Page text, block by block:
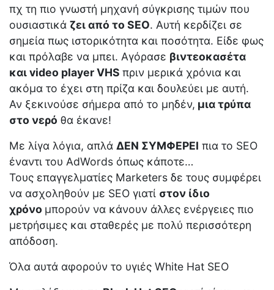
πχ τη πιο γνωστή μηχανή σύγκρισης τιμών που
ουσιαστικά ζει από το SEO. Αυτή κερδίζει σε
σημεία πως ιστορικότητα και ποσότητα. Είδε φως
και πρόλαβε να μπει. Αγόρασε βιντεοκασέτα
και video player VHS πριν μερικά χρόνια και
ακόμα το έχει στη πρίζα και δουλεύει με αυτή.
Αν ξεκινούσε σήμερα από το μηδέν, μια τρύπα
στο νερό θα έκανε!
Με λίγα λόγια, απλά ΔΕΝ ΣΥΜΦΕΡΕΙ πια το SEO
έναντι του AdWords όπως κάποτε…
Τους επαγγελματίες Marketers δε τους συμφέρει
να ασχοληθούν με SEO γιατί στον ίδιο
χρόνο μπορούν να κάνουν άλλες ενέργειες πιο
μετρήσιμες και σταθερές με πολύ περισσότερη
απόδοση.
Όλα αυτά αφορούν το υγιές White Hat SEO